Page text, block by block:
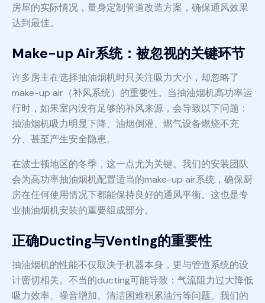
房屋的实际情况，量身定制管道改造方案，确保通风效果
达到最佳。
Make-up Air系统：被忽视的关键环节
许多房主在选择抽油烟机时只关注吸力大小，却忽略了
make-up air（补风系统）的重要性。当抽油烟机高功率运
行时，如果室内没有足够的补风来源，会导致以下问题：
抽油烟机吸力明显下降、油烟倒灌、燃气设备燃烧不充
分、甚至产生安全隐患。
在波士顿地区的冬季，这一点尤为关键。我们的安装团队
会为高功率抽油烟机配置适当的make-up air系统，确保厨
房在任何使用情况下都能保持良好的通风平衡。这也是专
业抽油烟机安装的重要组成部分。
正确Ducting与Venting的重要性
抽油烟机的性能不仅取决于机器本身，更与管道系统的设
计密切相关。不当的ducting可能导致：气流阻力过大降低
吸力效率、噪音增加、清洁困难积累油污等问题。我们的